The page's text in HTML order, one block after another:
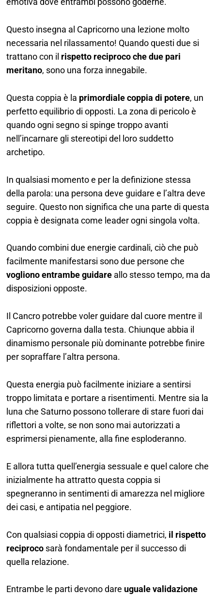
Questo insegna al Capricorno una lezione molto
necessaria nel rilassamento! Quando questi due si
trattano con il rispetto reciproco che due pari
meritano, sono una forza innegabile.
Questa coppia è la primordiale coppia di potere, un
perfetto equilibrio di opposti. La zona di pericolo è
quando ogni segno si spinge troppo avanti
nell’incarnare gli stereotipi del loro suddetto
archetipo.
In qualsiasi momento e per la definizione stessa
della parola: una persona deve guidare e l’altra deve
seguire. Questo non significa che una parte di questa
coppia è designata come leader ogni singola volta.
Quando combini due energie cardinali, ciò che può
facilmente manifestarsi sono due persone che
vogliono entrambe guidare allo stesso tempo, ma da
disposizioni opposte.
Il Cancro potrebbe voler guidare dal cuore mentre il
Capricorno governa dalla testa. Chiunque abbia il
dinamismo personale più dominante potrebbe finire
per sopraffare l’altra persona.
Questa energia può facilmente iniziare a sentirsi
troppo limitata e portare a risentimenti. Mentre sia la
luna che Saturno possono tollerare di stare fuori dai
riflettori a volte, se non sono mai autorizzati a
esprimersi pienamente, alla fine esploderanno.
E allora tutta quell’energia sessuale e quel calore che
inizialmente ha attratto questa coppia si
spegneranno in sentimenti di amarezza nel migliore
dei casi, e antipatia nel peggiore.
Con qualsiasi coppia di opposti diametrici, il rispetto
reciproco sarà fondamentale per il successo di
quella relazione.
Entrambe le parti devono dare uguale validazione